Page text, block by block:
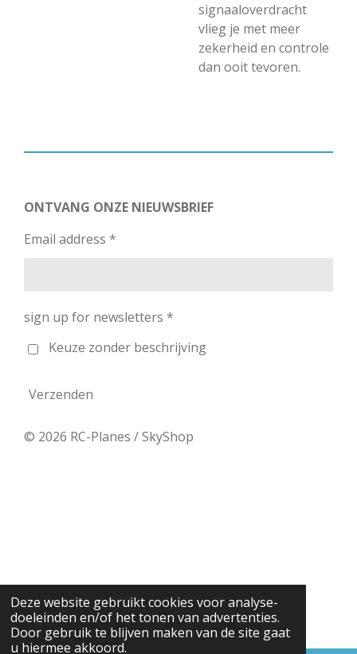
Deze website gebruikt cookies voor analyse-
doeleinden en/of het tonen van advertenties.
Door gebruik te blijven maken van de site gaat
u hiermee akkoord.
signaaloverdracht
vlieg je met meer
zekerheid en controle
dan ooit tevoren.
ONTVANG ONZE NIEUWSBRIEF
Email address *
sign up for newsletters *
Keuze zonder beschrijving
Verzenden
© 2026 RC-Planes / SkyShop